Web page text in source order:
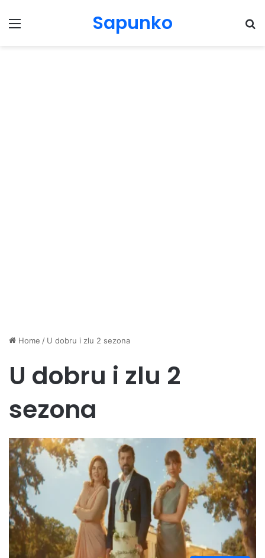
Menu Sapunko
Home / U dobru i zlu 2 sezona
U dobru i zlu 2
sezona